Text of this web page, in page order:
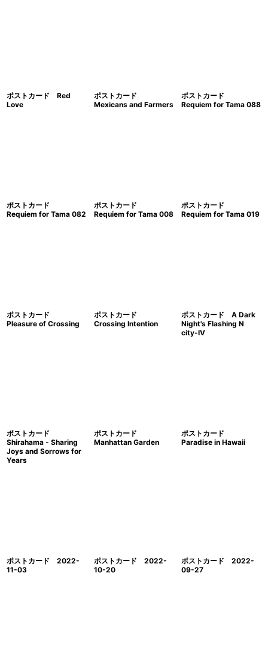
ポストカード Red
Love
ポストカード
Mexicans and Farmers
ポストカード
Requiem for Tama 088
ポストカード
Requiem for Tama 082
ポストカード
Requiem for Tama 008
ポストカード
Requiem for Tama 019
ポストカード
Pleasure of Crossing
ポストカード
Crossing Intention
ポストカード A Dark
Night's Flashing N
city-IV
ポストカード
Shirahama - Sharing
Joys and Sorrows for
Years
ポストカード
Manhattan Garden
ポストカード
Paradise in Hawaii
ポストカード 2022-
11-03
ポストカード 2022-
10-20
ポストカード 2022-
09-27